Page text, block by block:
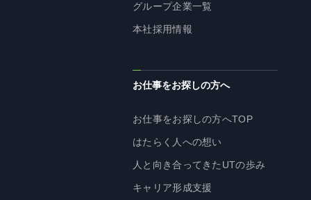
グループ企業一覧
本社採用情報
お仕事をお探しの方へ
お仕事をお探しの方へTOP
はたらく人への想い
人と向き合ってきたUTの歩み
キャリア形成支援